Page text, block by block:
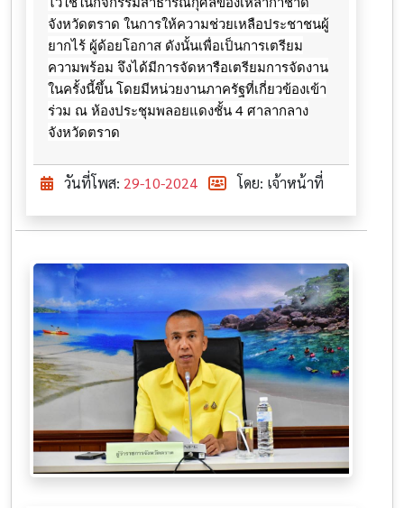
จังหวัดตราด ในการให้ความช่วยเหลือประชาชนผู้
ยากไร้ ผู้ด้อยโอกาส ดังนั้นเพื่อเป็นการเตรียม
ความพร้อม จึงได้มีการจัดหารือเตรียมการจัดงาน
ในครั้งนี้ขึ้น โดยมีหน่วยงานภาครัฐที่เกี่ยวข้องเข้า
ร่วม ณ ห้องประชุมพลอยแดงชั้น 4 ศาลากลาง
จังหวัดตราด
วันที่โพส: 29-10-2024 โดย: เจ้าหน้าที่